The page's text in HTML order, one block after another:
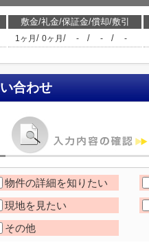
敷金/礼金/保証金/償却/敷引
1ヶ月 / 0ヶ月 / - / - / -
合わせ
物件の詳細を知りたい
現地を見たい
その他